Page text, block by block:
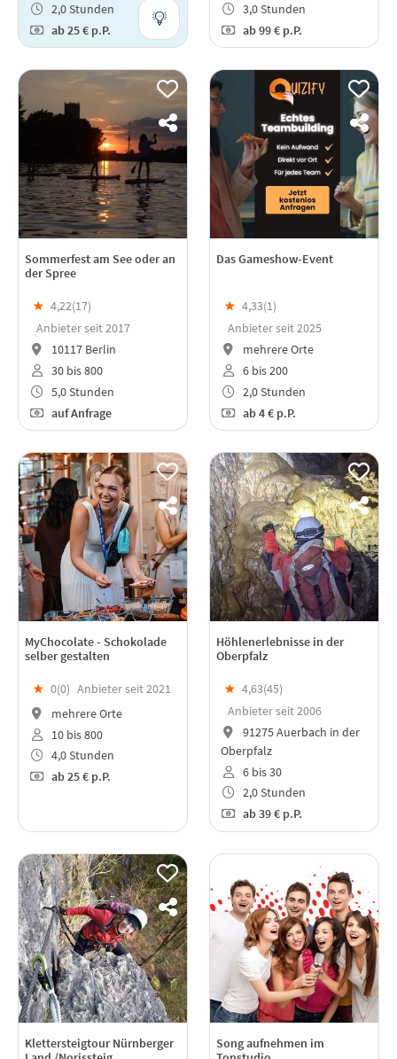
2,0 Stunden
ab25 € p.P.
3,0 Stunden
ab99 € p.P.
Sommerfest am See oder an
der Spree
★ 4,22(17)
Anbieter seit 2017
10117 Berlin
30 bis 800
5,0 Stunden
auf Anfrage
Das Gameshow-Event
★ 4,33(1)
Anbieter seit 2025
mehrere Orte
6 bis 200
2,0 Stunden
ab4 € p.P.
MyChocolate - Schokolade
selber gestalten
★ 0(0) Anbieter seit 2021
mehrere Orte
10 bis 800
4,0 Stunden
ab25 € p.P.
Höhlenerlebnisse in der
Oberpfalz
★ 4,63(45)
Anbieter seit 2006
91275 Auerbach in der
Oberpfalz
6 bis 30
2,0 Stunden
ab39 € p.P.
Klettersteigtour Nürnberger
Song aufnehmen im